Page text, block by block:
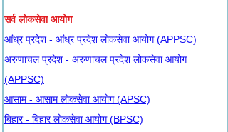
सर्व लोकसेवा आयोग
आंध्र प्रदेश - आंध्र प्रदेश लोकसेवा आयोग (APPSC)
अरुणाचल प्रदेश - अरुणाचल प्रदेश लोकसेवा आयोग
(APPSC)
आसाम - आसाम लोकसेवा आयोग (APSC)
बिहार - बिहार लोकसेवा आयोग (BPSC)